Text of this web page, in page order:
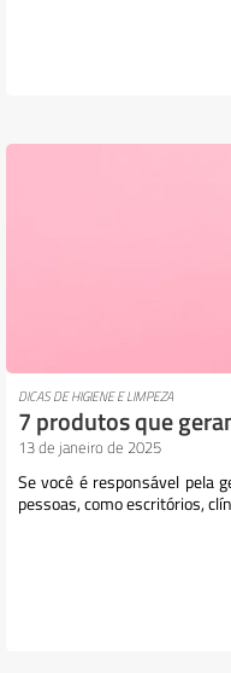
DICAS DE HIGIENE E LIMPEZA
7 produtos que
13 de janeiro de 2025
Se você é responsável pela
pessoas, como escritórios,